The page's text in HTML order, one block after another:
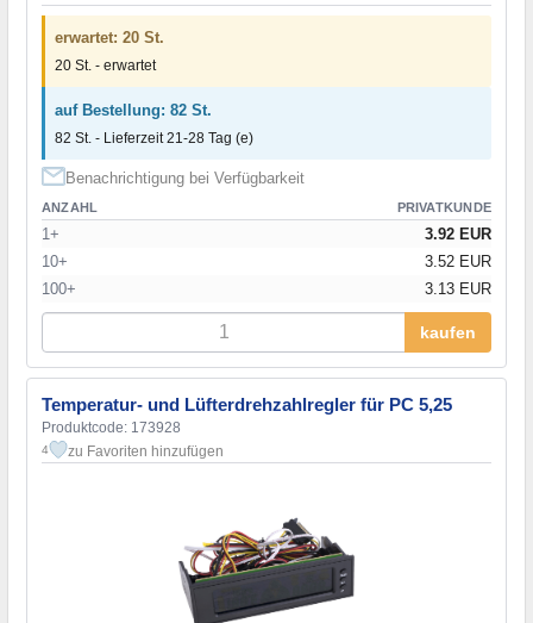
erwartet: 20 St.
20 St. - erwartet
auf Bestellung: 82 St.
82 St. - Lieferzeit 21-28 Tag (e)
Benachrichtigung bei Verfügbarkeit
ANZAHL PRIVATKUNDE
1+
3.92 EUR
10+
3.52 EUR
100+
3.13 EUR
kaufen
Temperatur- und Lüfterdrehzahlregler für PC 5,25
Produktcode: 173928
4 zu Favoriten hinzufügen